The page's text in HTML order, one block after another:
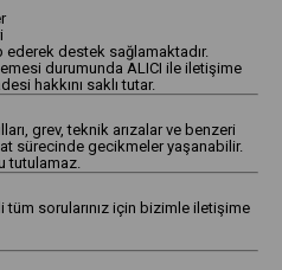
destek sağlamaktadır.
durumunda ALICI ile iletişime
hakkını saklı tutar.
grev, teknik arızalar ve benzeri
sürecinde gecikmeler yaşanabilir.
tutulamaz.
sorularınız için bizimle iletişime